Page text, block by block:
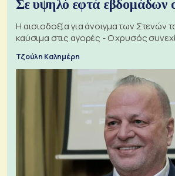
Σε υψηλό εφτά εβδομάδων
Η αισιοδοξία για άνοιγμα των Στενών
καύσιμα στις αγορές - Ο χρυσός
Τζούλη Καλημέρη